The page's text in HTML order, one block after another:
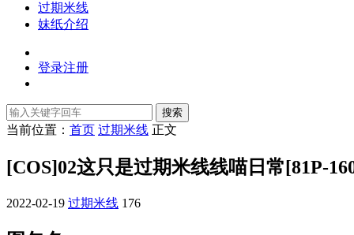
过期米线
妹纸介绍
登录注册
搜索
当前位置： 首页 过期米线 正文
[COS]02这只是过期米线线喵日常[81P-
2022-02-19 过期米线 176